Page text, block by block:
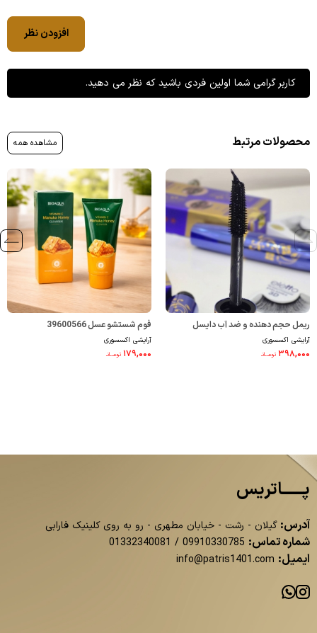
افزودن نظر
کاربر گرامی شما اولین فردی باشید که نظر می دهید.
محصولات مرتبط مشاهده همه
ریمل حجم دهنده و ضد آب دایسل
4710015
آرایشی اکسسوری
۳۹۸,۰۰۰ تومــانـ
فوم شستشو عسل 39600566
آرایشی اکسسوری
۱۷۹,۰۰۰ تومــانـ
پــــــاتریس
آدرس: گیلان - رشت - خیابان مطهری - رو به روی کلینیک فارابی
شماره تماس: 09910330785
/
01332340081
ایمیل: info@patris1401.com